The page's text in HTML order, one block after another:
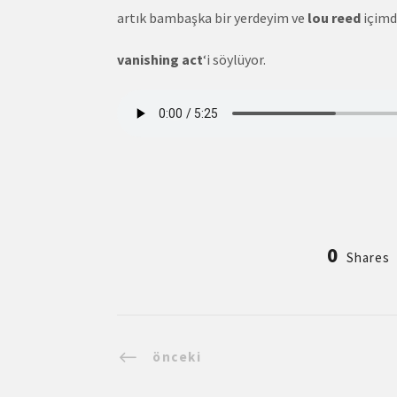
artık bambaşka bir yerdeyim ve lou reed
vanishing act‘i söylüyor.
0 Shares
önceki